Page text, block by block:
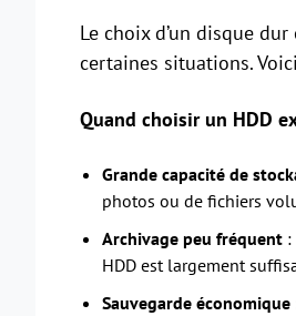
Le choix d’un disque
certaines situations.
Quand choisir un HDD
Grande capacité de
photos ou de fichiers
Archivage peu fréquent
HDD est largement
Sauvegarde économique